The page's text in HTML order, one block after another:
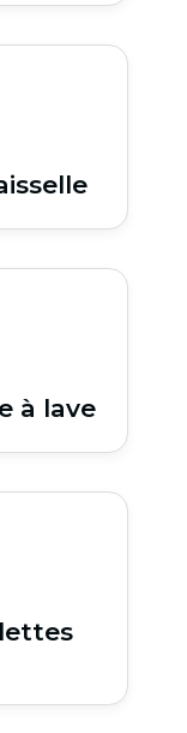
à lave